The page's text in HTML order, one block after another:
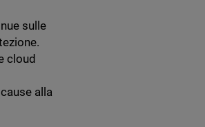
sulle
cloud
alla